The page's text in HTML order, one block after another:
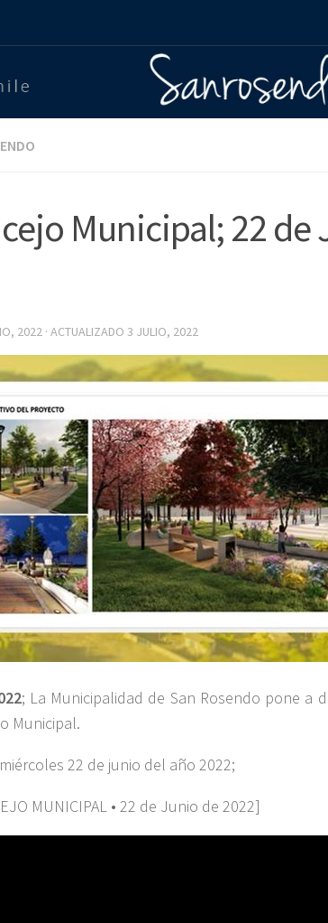
Municipal; 22 de
2022 · ACTUALIZADO 3 JULIO, 2022
; La Municipalidad de San Rosendo pone a
Municipal.
22 de junio del año 2022;
MUNICIPAL • 22 de Junio de 2022]